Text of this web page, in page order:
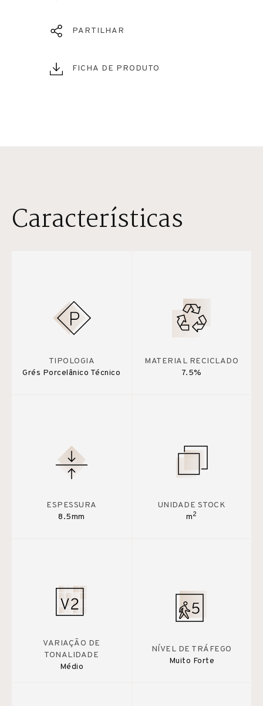
PARTILHAR
FICHA DE PRODUTO
Características
TIPOLOGIA
Grés Porcelânico Técnico
MATERIAL RECICLADO
7.5%
ESPESSURA
8.5mm
UNIDADE STOCK
m2
VARIAÇÃO DE
TONALIDADE
Médio
NÍVEL DE TRÁFEGO
Muito Forte